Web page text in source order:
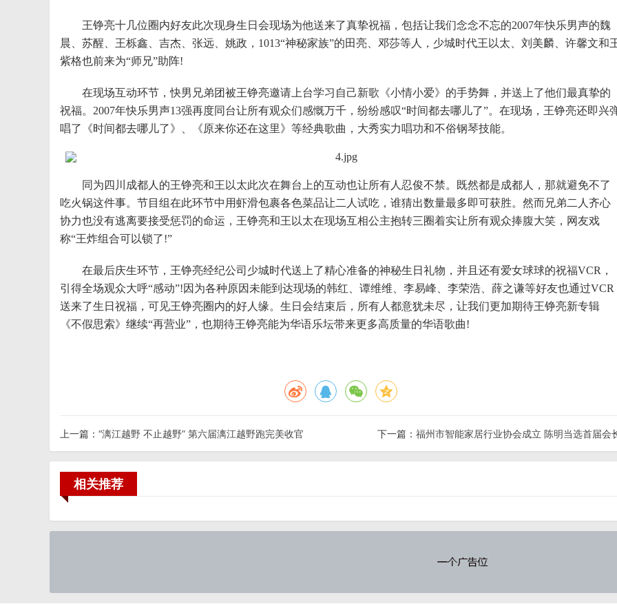
王铮亮十几位圈内好友此次现身生日会现场为他送来了真挚祝福，包括让我们念念不忘的2007年快乐男声的魏
晨、苏醒、王栎鑫、吉杰、张远、姚政，1013“神秘家族”的田亮、邓莎等人，少城时代王以太、刘美麟、许馨文和
紫格也前来为“师兄”助阵!
在现场互动环节，快男兄弟团被王铮亮邀请上台学习自己新歌《小情小爱》的手势舞，并送上了他们最真挚的
祝福。2007年快乐男声13强再度同台让所有观众们感慨万千，纷纷感叹“时间都去哪儿了”。在现场，王铮亮还即兴
唱了《时间都去哪儿了》、《原来你还在这里》等经典歌曲，大秀实力唱功和不俗钢琴技能。
同为四川成都人的王铮亮和王以太此次在舞台上的互动也让所有人忍俊不禁。既然都是成都人，那就避免不了
吃火锅这件事。节目组在此环节中用虾滑包裹各色菜品让二人试吃，谁猜出数量最多即可获胜。然而兄弟二人齐心
协力也没有逃离要接受惩罚的命运，王铮亮和王以太在现场互相公主抱转三圈着实让所有观众捧腹大笑，网友戏
称“王炸组合可以锁了!”
在最后庆生环节，王铮亮经纪公司少城时代送上了精心准备的神秘生日礼物，并且还有爱女球球的祝福VCR，
引得全场观众大呼“感动”!因为各种原因未能到达现场的韩红、谭维维、李易峰、李荣浩、薛之谦等好友也通过VCR
送来了生日祝福，可见王铮亮圈内的好人缘。生日会结束后，所有人都意犹未尽，让我们更加期待王铮亮新专辑
《不假思索》继续“再营业”，也期待王铮亮能为华语乐坛带来更多高质量的华语歌曲!
上一篇： “漓江越野 不止越野” 第六届漓江越野跑完美收官 下一篇：福州市智能家居行业协会成立 陈明当选首届会
相关推荐